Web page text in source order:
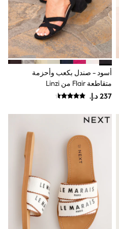
أسود - صندل بكعب وأحزمة
متقاطعة Flair من Linzi